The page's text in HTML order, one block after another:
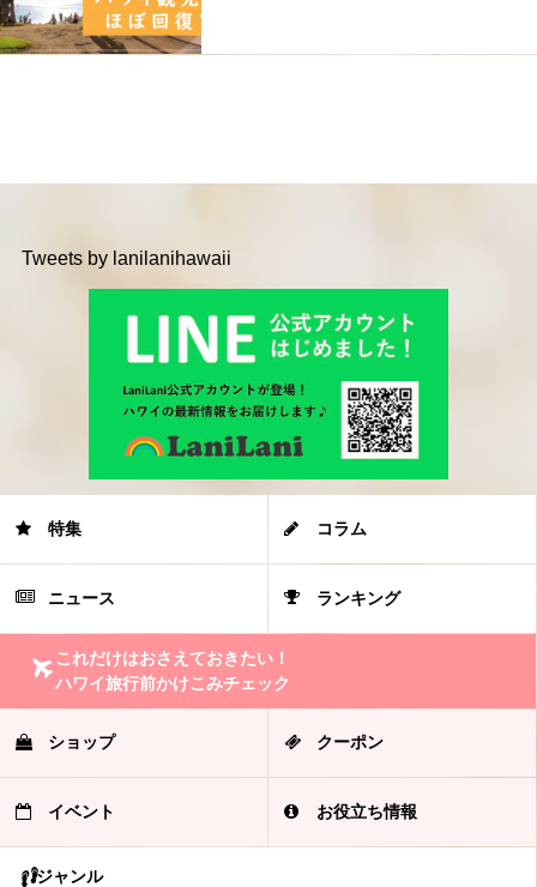
Tweets by lanilanihawaii
特集 コラム
ニュース ランキング
これだけはおさえておきたい！
ハワイ旅行前かけこみチェック
ショップ クーポン
イベント お役立ち情報
ジャンル